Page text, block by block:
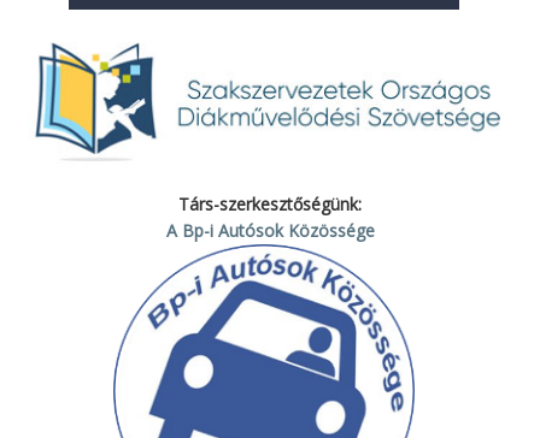
Társ-szerkesztőségünk:
A Bp-i Autósok Közössége